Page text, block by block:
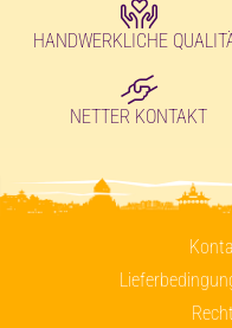
HANDWERKLICHE
NETTER KONTAKT